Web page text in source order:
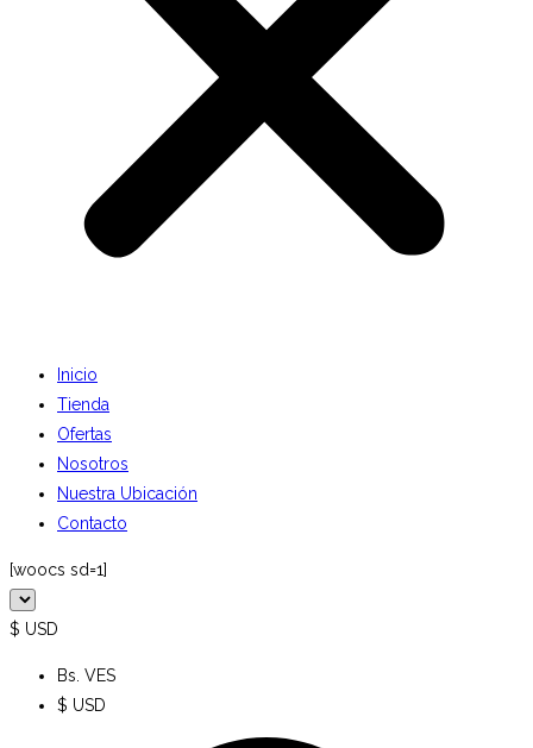
Inicio
Tienda
Ofertas
Nosotros
Nuestra Ubicación
Contacto
[woocs sd=1]
$ USD
Bs. VES
$ USD